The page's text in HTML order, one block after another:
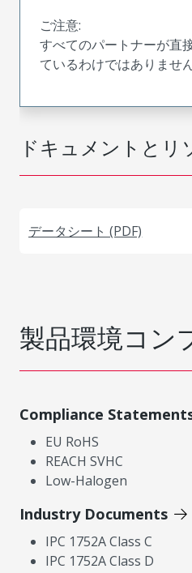
ドキュメントとリ
データシート (PDF)
ご注意:
すべてのパートナーが直
ているわけではありません
製品環境コン
Compliance
EU RoHS
REACH SVHC
Low-Halogen
Industry Documents
IPC 1752A Class C
IPC 1752A Class D